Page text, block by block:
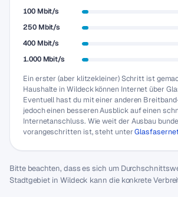
100 Mbit/s
250 Mbit/s
400 Mbit/s
1.000 Mbit/s
Ein erster (aber klitzekleiner) Schritt ist
Haushalte in Wildeck können Internet über
Eventuell hast du mit einer anderen
jedoch einen besseren Ausblick auf einen
Internetanschluss. Wie weit der Ausbau
vorangeschritten ist, steht unter
Bitte beachten, dass es sich um
Stadtgebiet in Wildeck kann die konkrete